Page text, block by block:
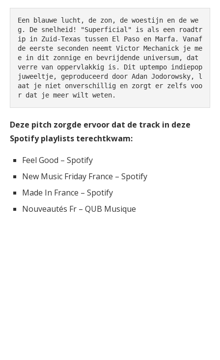
Een blauwe lucht, de zon, de woestijn en de we
g. De snelheid! "Superficial" is als een roadtr
ip in Zuid-Texas tussen El Paso en Marfa. Vanaf
de eerste seconden neemt Victor Mechanick je me
e in dit zonnige en bevrijdende universum, dat
verre van oppervlakkig is. Dit uptempo indiepop
juweeltje, geproduceerd door Adan Jodorowsky, l
aat je niet onverschillig en zorgt er zelfs voo
r dat je meer wilt weten.
Deze pitch zorgde ervoor dat de track in deze
Spotify playlists terechtkwam:
Feel Good – Spotify
New Music Friday France – Spotify
Made In France – Spotify
Nouveautés Fr – QUB Musique